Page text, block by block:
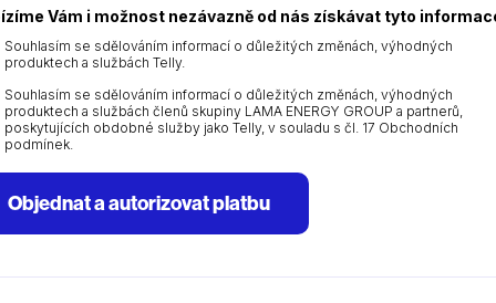
Vám i možnost nezávazně od nás získávat tyto
Souhlasím se sdělováním informací o důležitých změnách, výhodných
produktech a službách Telly.
Souhlasím se sdělováním informací o důležitých změnách, výhodných
produktech a službách členů skupiny LAMA ENERGY GROUP a partnerů,
poskytujících obdobné služby jako Telly, v souladu s čl. 17 Obchodních
podmínek.
Objednat a autorizovat platbu